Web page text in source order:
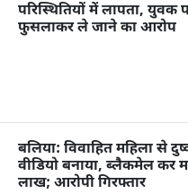
परिस्थितियों में लापता, युवक
फुसलाकर ले जाने का आरोप
बलिया: विवाहित महिला से
वीडियो बनाया, ब्लैकमेल कर
लाख; आरोपी गिरफ्तार